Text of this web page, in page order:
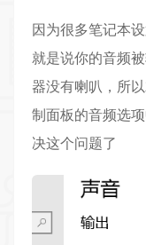
因为很多笔记本
就是说你的音频
器没有喇叭，所
制面板的音频选
决这个问题了